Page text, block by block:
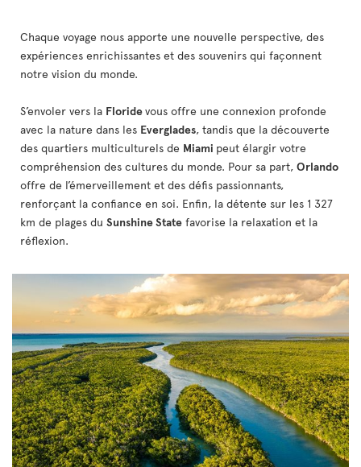
Chaque voyage nous apporte une nouvelle perspective, des
expériences enrichissantes et des souvenirs qui façonnent
notre vision du monde.
S’envoler vers la Floridevous offre une connexion profonde
avec la nature dans les Everglades, tandis que la découverte
des quartiers multiculturels de Miami peut élargir votre
compréhension des cultures du monde. Pour sa part, Orlando
offre de l’émerveillement et des défis passionnants,
renforçant la confiance en soi. Enfin, la détente sur les 1 327
km de plages du Sunshine State favorise la relaxation et la
réflexion.